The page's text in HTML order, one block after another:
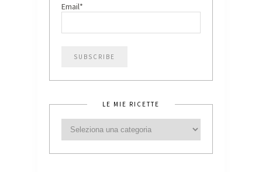
Email*
LE MIE RICETTE